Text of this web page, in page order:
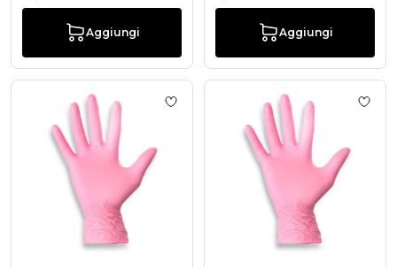
Aggiungi Aggiungi
Aggiungi alla wishlist Guanti